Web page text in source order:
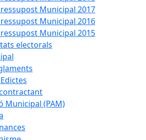
Municipal 2017
Municipal 2016
Municipal 2015
electorals
Municipal (PAM)